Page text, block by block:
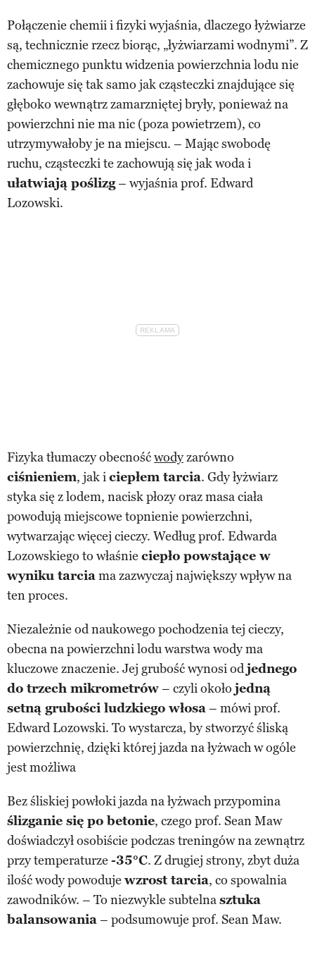
Połączenie chemii i fizyki wyjaśnia, dlaczego łyżwiarze
są, technicznie rzecz biorąc, „łyżwiarzami wodnymi”. Z
chemicznego punktu widzenia powierzchnia lodu nie
zachowuje się tak samo jak cząsteczki znajdujące się
głęboko wewnątrz zamarzniętej bryły, ponieważ na
powierzchni nie ma nic (poza powietrzem), co
utrzymywałoby je na miejscu. – Mając swobodę
ruchu, cząsteczki te zachowują się jak woda i
ułatwiają poślizg– wyjaśnia prof. Edward
Lozowski.
Fizyka tłumaczy obecnośćwodyzarówno
ciśnieniem, jak iciepłem tarcia. Gdy łyżwiarz
styka się z lodem, nacisk płozy oraz masa ciała
powodują miejscowe topnienie powierzchni,
wytwarzając więcej cieczy. Według prof. Edwarda
Lozowskiego to właśnie ciepło powstające w
wyniku tarciama zazwyczaj największy wpływ na
ten proces.
Niezależnie od naukowego pochodzenia tej cieczy,
obecna na powierzchni lodu warstwa wody ma
kluczowe znaczenie. Jej grubość wynosi odjednego
do trzech mikrometrów– czyli około jedną
setną grubości ludzkiego włosa– mówi prof.
Edward Lozowski. To wystarcza, by stworzyć śliską
powierzchnię, dzięki której jazda na łyżwach w ogóle
jest możliwa
Bez śliskiej powłoki jazda na łyżwach przypomina
ślizganie się po betonie, czego prof. Sean Maw
doświadczył osobiście podczas treningów na zewnątrz
przy temperaturze -35°C. Z drugiej strony, zbyt duża
ilość wody powoduje wzrost tarcia, co spowalnia
zawodników. – To niezwykle subtelnasztuka
balansowania– podsumowuje prof. Sean Maw.